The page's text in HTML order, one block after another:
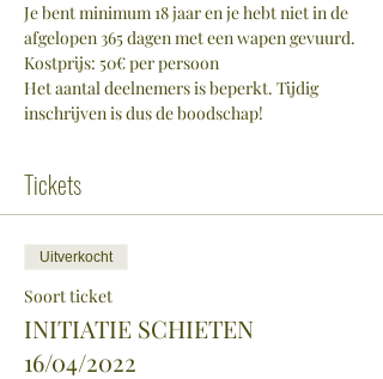
Je bent minimum 18 jaar en je hebt niet in de
afgelopen 365 dagen met een wapen gevuurd.
Kostprijs: 50€ per persoon
Het aantal deelnemers is beperkt. Tijdig
inschrijven is dus de boodschap!
Tickets
Uitverkocht
Soort ticket
INITIATIE SCHIETEN
16/04/2022